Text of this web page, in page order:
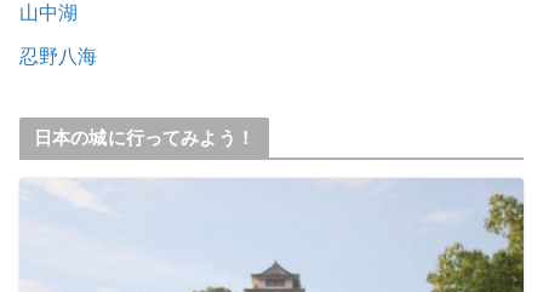
山中湖
忍野八海
日本の城に行ってみよう！